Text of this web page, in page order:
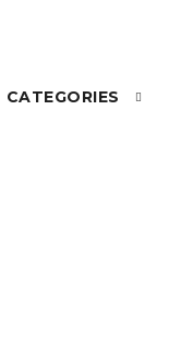
CATEGORIES